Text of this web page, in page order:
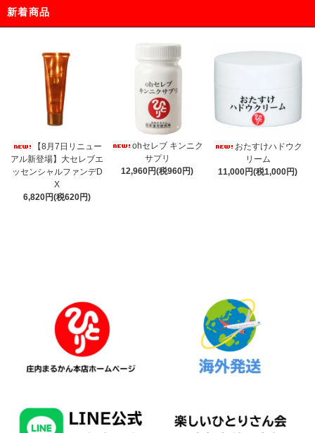
新着商品
【8月7日リニュー
アル新登場】大セレブエ
ッセンシャルファンデD
X
6,820円(税620円)
ohセレブ キンニク
サプリ
12,960円(税960円)
おたすけハドウク
リーム
11,000円(税1,000円)